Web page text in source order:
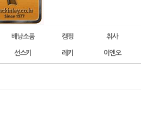
배낭소품 캠핑 취사
선스키 레키 이엔오